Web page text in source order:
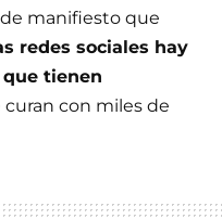
manifiesto que
redes sociales hay
que tienen
curan con miles de